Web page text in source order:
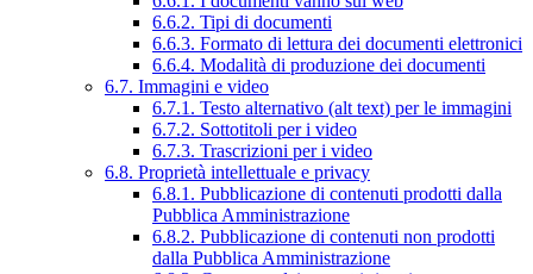
6.6.2. Tipi di documenti
6.6.3. Formato di lettura dei documenti elettronici
6.6.4. Modalità di produzione dei documenti
6.7. Immagini e video
6.7.1. Testo alternativo (alt text) per le immagini
6.7.2. Sottotitoli per i video
6.7.3. Trascrizioni per i video
6.8. Proprietà intellettuale e privacy
6.8.1. Pubblicazione di contenuti prodotti dalla
Pubblica Amministrazione
6.8.2. Pubblicazione di contenuti non prodotti
dalla Pubblica Amministrazione